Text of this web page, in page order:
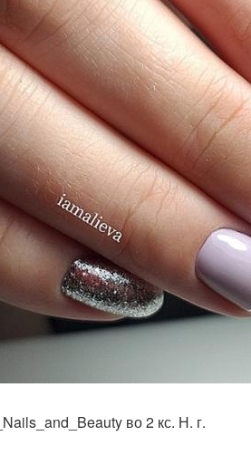
во 2 кс. Н. г.